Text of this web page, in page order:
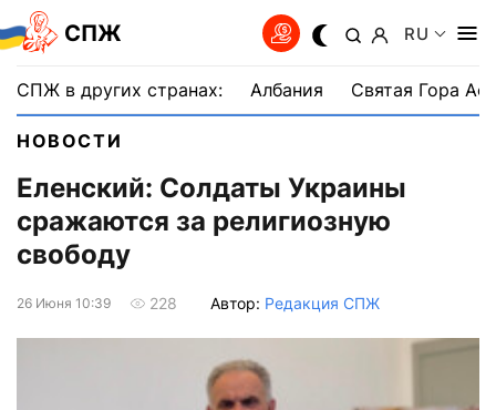
СПЖ RU
СПЖ в других странах: Албания Святая Гора
НОВОСТИ
Еленский: Солдаты Украины
сражаются за религиозную
свободу
26 Июня 10:39 228 Автор: Редакция СПЖ